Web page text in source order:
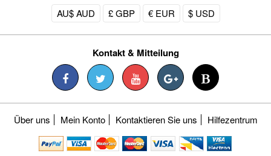
AU$ AUD £ GBP € EUR $ USD
Kontakt & Mitteilung
Über uns Mein Konto Kontaktieren Sie uns Hilfezentrum